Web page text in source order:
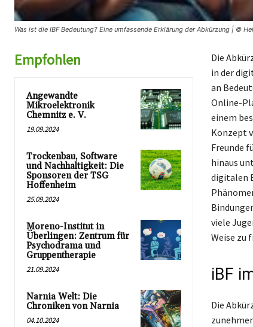
Was ist die IBF Bedeutung? Eine umfassende Erklärung der Abkürzung | ©
Empfohlen
Angewandte
Mikroelektronik
Chemnitz e. V.
19.09.2024
Trockenbau, Software
und Nachhaltigkeit: Die
Sponsoren der TSG
Hoffenheim
25.09.2024
Moreno-Institut in
Überlingen: Zentrum für
Psychodrama und
Gruppentherapie
21.09.2024
Narnia Welt: Die
Chroniken von Narnia
04.10.2024
Die
in der
an
Online-
einem
Konzept
Freunde
hinaus
digitalen
viele
Weise zu
iBF
Die